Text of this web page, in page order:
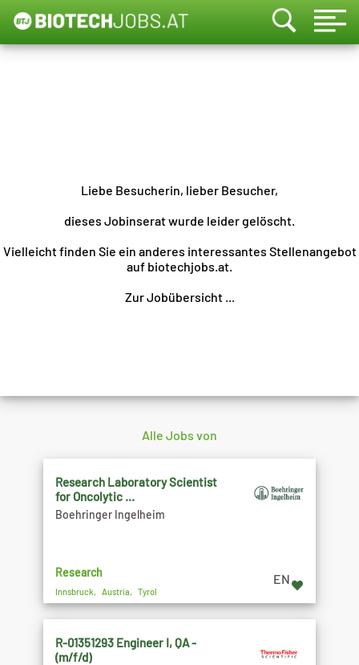
Liebe Besucherin, lieber Besucher,
dieses Jobinserat wurde leider gelöscht.
Vielleicht finden Sie ein anderes interessantes Stellenangebot
auf biotechjobs.at.
Zur Jobübersicht ...
Alle Jobs von
Research Laboratory Scientist
for Oncolytic ...
Boehringer Ingelheim
Research
Innsbruck, Austria, Tyrol
EN
R-01351293 Engineer I, QA -
(m/f/d)